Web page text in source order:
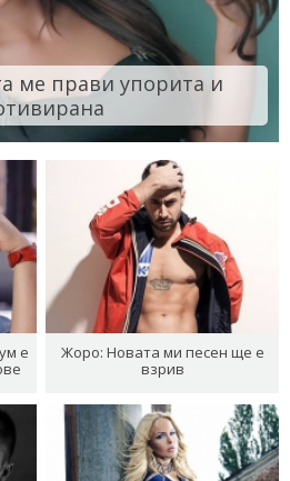
ме прави упорита и
е
Жоро: Новата ми песен ще е
взрив